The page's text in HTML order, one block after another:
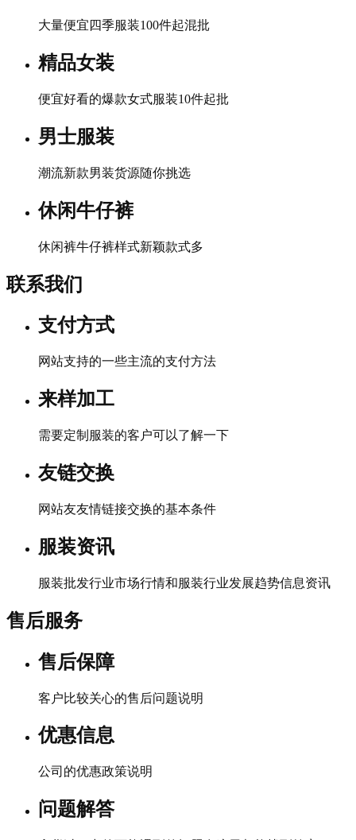
大量便宜四季服装100件起混批
精品女装
便宜好看的爆款女式服装10件起批
男士服装
潮流新款男装货源随你挑选
休闲牛仔裤
休闲裤牛仔裤样式新颖款式多
联系我们
支付方式
网站支持的一些主流的支付方法
来样加工
需要定制服装的客户可以了解一下
友链交换
网站友友情链接交换的基本条件
服装资讯
服装批发行业市场行情和服装行业发展趋势信息资讯
售后服务
售后保障
客户比较关心的售后问题说明
优惠信息
公司的优惠政策说明
问题解答